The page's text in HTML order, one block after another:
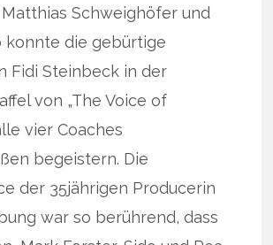
Matthias Schweighöfer und
konnte die gebürtige
Fidi Steinbeck in der
von „The Voice of
vier Coaches
begeistern. Die
der 35jährigen Producerin
war so berührend, dass